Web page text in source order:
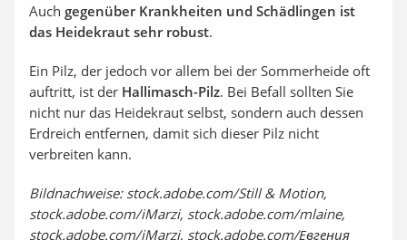
Auch gegenüber Krankheiten und Schädlingen ist
das Heidekraut sehr robust.
Ein Pilz, der jedoch vor allem bei der Sommerheide oft
auftritt, ist der Hallimasch-Pilz. Bei Befall sollten Sie
nicht nur das Heidekraut selbst, sondern auch dessen
Erdreich entfernen, damit sich dieser Pilz nicht
verbreiten kann.
Bildnachweise: stock.adobe.com/Still & Motion,
stock.adobe.com/iMarzi, stock.adobe.com/mlaine,
stock.adobe.com/iMarzi, stock.adobe.com/Евгения